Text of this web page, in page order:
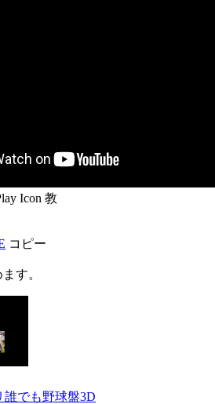
教
コピー
す。
誰でも野球盤3D